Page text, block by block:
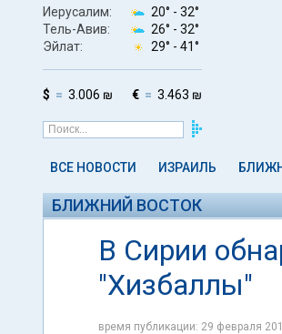
Иерусалим: 20° - 32°
Тель-Авив:
26° - 32°
Эйлат:
29° - 41°
$ 3.006 ₪ € 3.463 ₪
ВСЕ НОВОСТИ ИЗРАИЛЬ
БЛИЖНИЙ ВОСТОК
В Сирии
"Хизбаллы"
время публикации: 29 февраля